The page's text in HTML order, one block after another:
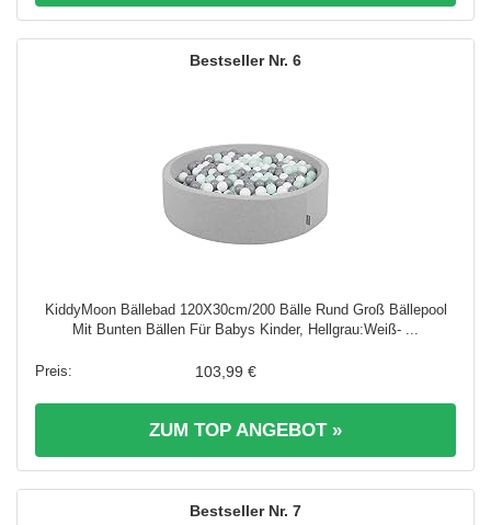
6
KiddyMoon Bällebad 120X30cm/200 Bälle Rund Groß Bällepool
Mit Bunten Bällen Für Babys Kinder, Hellgrau:Weiß- ...
103,99 €
ZUM TOP ANGEBOT »
7